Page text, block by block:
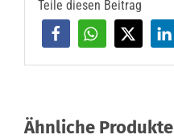
Teile diesen Beitrag
Ähnliche Produkte